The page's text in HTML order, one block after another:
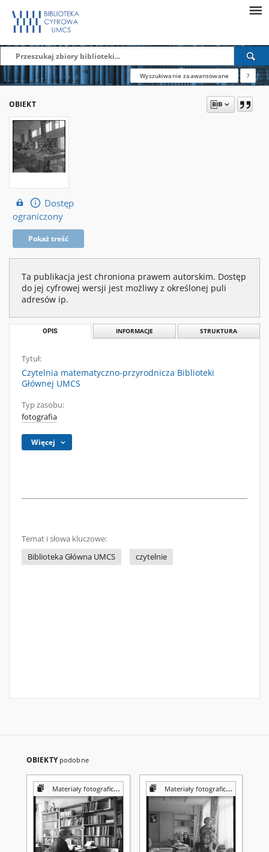
Wyszukiwanie zaawansowane ?
OBIEKT
Dostęp
ograniczony
Pokaż treść
Ta publikacja jest chroniona prawem autorskim. Dostęp
do jej cyfrowej wersji jest możliwy z określonej puli
adresów ip.
OPIS INFORMACJE STRUKTURA
Tytuł:
Czytelnia matematyczno-przyrodnicza Biblioteki
Głównej UMCS
Typ zasobu:
fotografia
Więcej
Temat i słowa kluczowe:
Biblioteka Główna UMCS
czytelnie
OBIEKTY podobne
Materiały fotograficzne z Pracowni Reprografii Biblioteki UMCS Materiały fotograficzne z Pracowni Reprografii Biblioteki UMCS